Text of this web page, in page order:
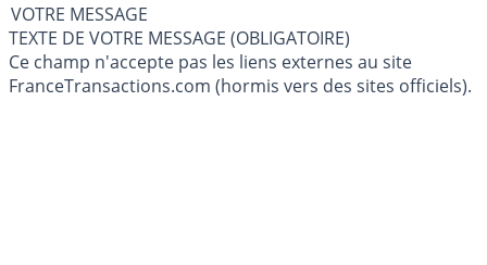
VOTRE MESSAGE
TEXTE DE VOTRE MESSAGE (OBLIGATOIRE)
Ce champ n'accepte pas les liens externes au site
FranceTransactions.com (hormis vers des sites officiels).